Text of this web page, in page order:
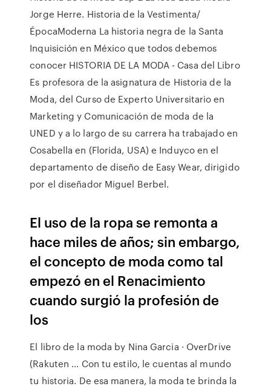
Jorge Herre. Historia de la Vestimenta/
ÉpocaModerna La historia negra de la Santa
Inquisición en México que todos debemos
conocer HISTORIA DE LA MODA - Casa del Libro
Es profesora de la asignatura de Historia de la
Moda, del Curso de Experto Universitario en
Marketing y Comunicación de moda de la
UNED y a lo largo de su carrera ha trabajado en
Cosabella en (Florida, USA) e Induyco en el
departamento de diseño de Easy Wear, dirigido
por el diseñador Miguel Berbel.
El uso de la ropa se remonta a
hace miles de años; sin embargo,
el concepto de moda como tal
empezó en el Renacimiento
cuando surgió la profesión de
los
El libro de la moda by Nina Garcia · OverDrive
(Rakuten ... Con tu estilo, le cuentas al mundo
tu historia. De esa manera, la moda te brinda la